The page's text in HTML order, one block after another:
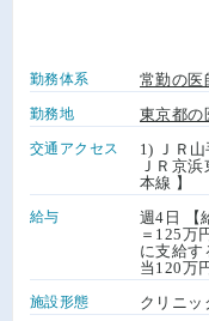
勤務体系 常勤の医
勤務地 東京都の
交通アクセス
1) ＪＲ
ＪＲ京
本線 】
給与
週4日 【
＝125万
に支給す
当120万
施設形態 クリニッ